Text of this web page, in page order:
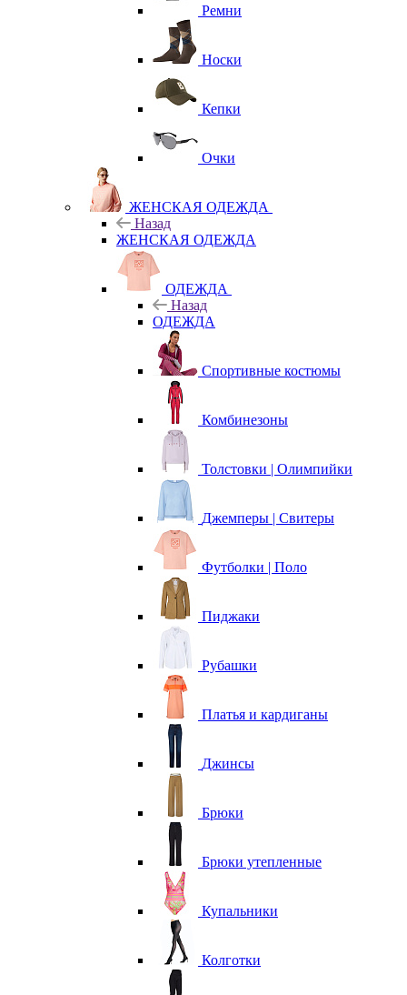
Ремни
Носки
Кепки
Очки
ЖЕНСКАЯ ОДЕЖДА
Назад
ЖЕНСКАЯ ОДЕЖДА
ОДЕЖДА
Назад
ОДЕЖДА
Спортивные костюмы
Комбинезоны
Толстовки | Олимпийки
Джемперы | Свитеры
Футболки | Поло
Пиджаки
Рубашки
Платья и кардиганы
Джинсы
Брюки
Брюки утепленные
Купальники
Колготки